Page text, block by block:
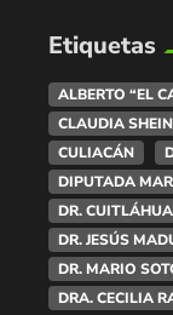
Etiquetas
ALBERTO “EL
CLAUDIA
CULIACÁN
DIPUTADA
DR.
DR. JESÚS
DR. MARIO
DRA. CECILIA